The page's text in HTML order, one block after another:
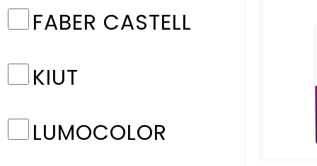
FABER CASTELL
KIUT
LUMOCOLOR